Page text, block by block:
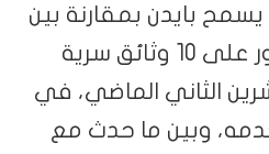
يسمح بايدن بمقارنة بين
ما حدث معه من العثور على 10 وثائق سرية
الثاني الماضي، في
وبين ما حدث مع